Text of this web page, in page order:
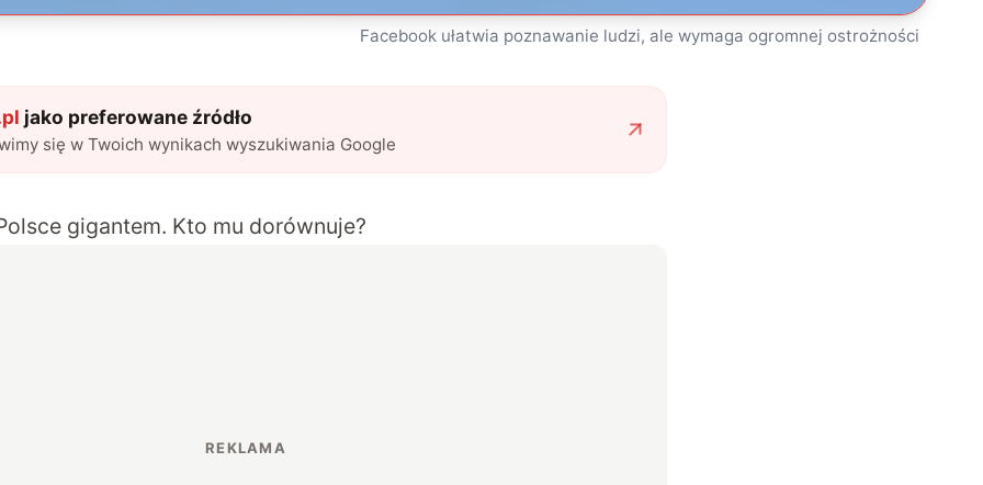
Facebook ułatwia poznawanie ludzi, ale wymaga ogromnej ostrożności
jako preferowane źródło
się w Twoich wynikach wyszukiwania Google
gigantem. Kto mu dorównuje?